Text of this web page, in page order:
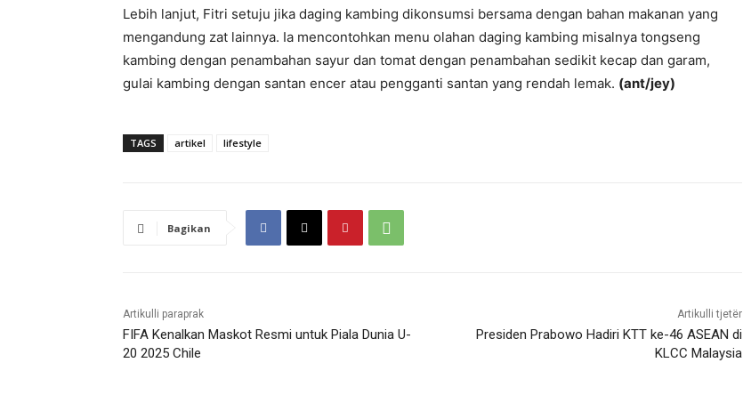
Lebih lanjut, Fitri setuju jika daging kambing dikonsumsi bersama dengan bahan makanan yang
mengandung zat lainnya. Ia mencontohkan menu olahan daging kambing misalnya tongseng
kambing dengan penambahan sayur dan tomat dengan penambahan sedikit kecap dan garam,
gulai kambing dengan santan encer atau pengganti santan yang rendah lemak. (ant/jey)
TAGS artikel lifestyle
Bagikan
Artikulli paraprak
FIFA Kenalkan Maskot Resmi untuk Piala Dunia U-
20 2025 Chile
Artikulli tjetër
Presiden Prabowo Hadiri KTT ke-46 ASEAN di
KLCC Malaysia